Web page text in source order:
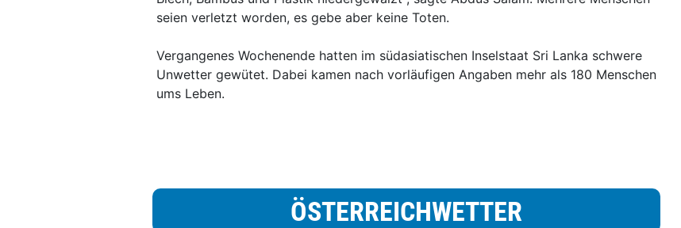
seien verletzt worden, es gebe aber keine Toten.
Vergangenes Wochenende hatten im südasiatischen Inselstaat Sri Lanka schwere
Unwetter gewütet. Dabei kamen nach vorläufigen Angaben mehr als 180 Menschen
ums Leben.
ÖSTERREICHWETTER